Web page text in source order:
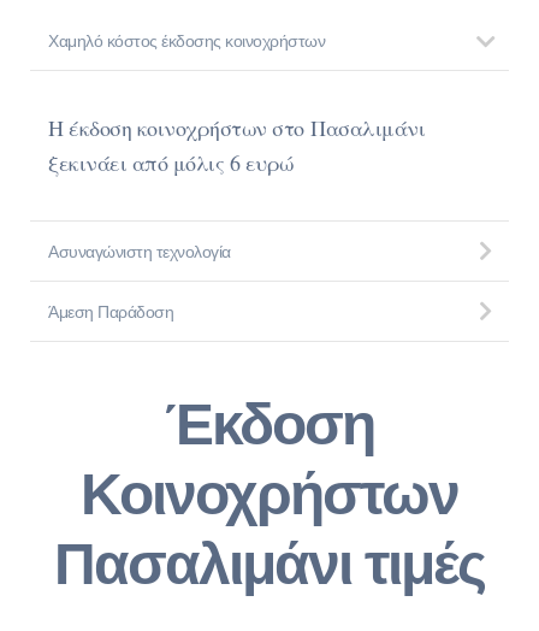
Χαμηλό κόστος έκδοσης κοινοχρήστων
Η έκδοση κοινοχρήστων στο Πασαλιμάνι
ξεκινάει από μόλις 6 ευρώ
Ασυναγώνιστη τεχνολογία
Άμεση Παράδοση
Έκδοση
Κοινοχρήστων
Πασαλιμάνι τιμές